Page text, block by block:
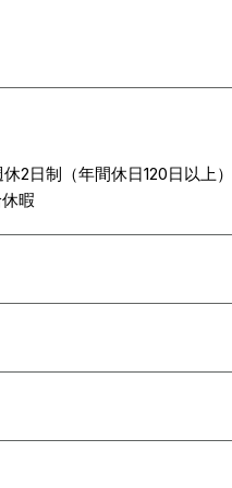
2日制（年間休日120日以上
暇